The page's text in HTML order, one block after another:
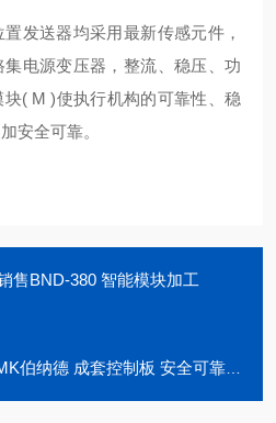
发送器均采用最新传感元件，
电源变压器，整流、稳压、功
( M )使执行机构的可靠性、稳
安全可靠。
售BND-380 智能模块加工
纳德 成套控制板 安全可靠 性能稳定